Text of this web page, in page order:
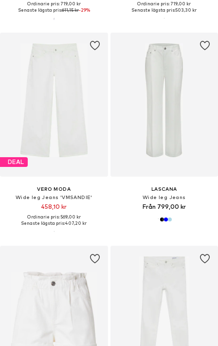
Ordinarie pris: 719,00 kr
Senaste lägsta pris:611,15 kr-29%
Ordinarie pris: 719,00 kr
Senaste lägsta pris:503,30 kr
DEAL
VERO MODA
Wide leg Jeans 'VMSANDIE'
458,10 kr
Ordinarie pris: 569,00 kr
Senaste lägsta pris:407,20 kr
LASCANA
Wide leg Jeans
Från 799,00 kr